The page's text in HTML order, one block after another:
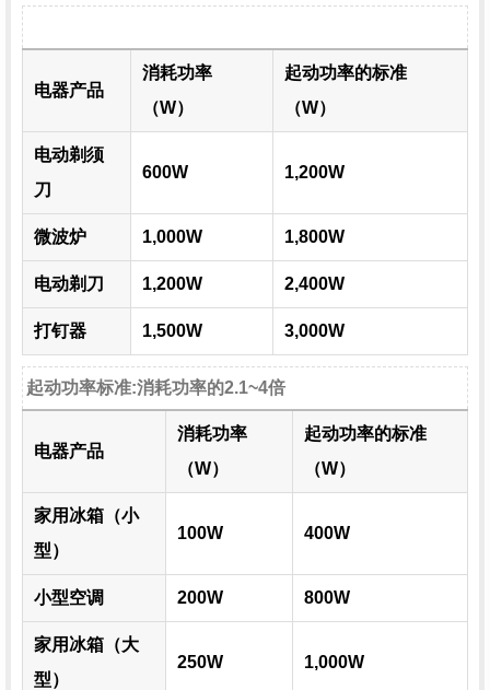
电器产品
消耗功率
（W）
起动功率的标准
（W）
电动剃须
刀
600W 1,200W
微波炉 1,000W 1,800W
电动剃刀 1,200W 2,400W
打钉器 1,500W 3,000W
起动功率标准:消耗功率的2.1~4倍
电器产品
消耗功率
（W）
起动功率的标准
（W）
家用冰箱（小
型）
100W 400W
小型空调 200W 800W
家用冰箱（大
型）
250W 1,000W